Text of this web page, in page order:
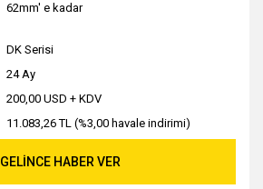
62mm' e kadar
DK Serisi
24 Ay
200,00 USD + KDV
11.083,26 TL (%3,00 havale indirimi)
GELİNCE HABER VER